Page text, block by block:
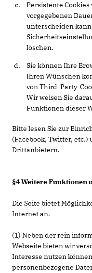
Persistente
vorgegebenen
unterscheiden
löschen.
Sie können Ihre
Ihren Wünschen
von Third-Party-
Wir weisen Sie
Funktionen dieser
Bitte lesen Sie zur
(Facebook, Twitter,
Drittanbietern.
§4 Weitere Funktionen
Die Seite bietet
Internet an.
(1) Neben der rein
Webseite bieten wir
Interesse nutzen
personenbezogene